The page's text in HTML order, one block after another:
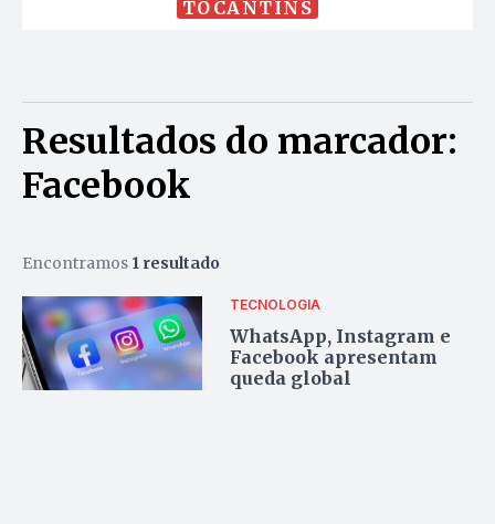
TOCANTINS
Resultados do marcador:
Facebook
Encontramos 1 resultado
TECNOLOGIA
WhatsApp, Instagram e
Facebook apresentam
queda global